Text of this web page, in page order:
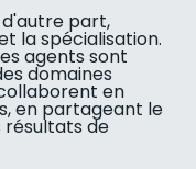
d'autre part,
la spécialisation.
agents sont
domaines
en
en partageant le
de